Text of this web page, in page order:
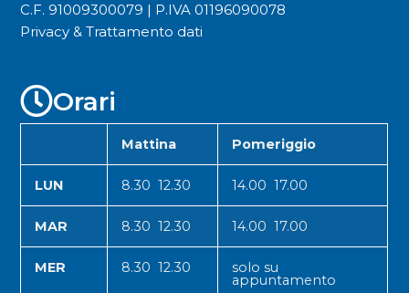
C.F. 91009300079 | P.IVA 01196090078
Privacy & Trattamento dati
Orari
Mattina Pomeriggio
LUN 8.30 12.30 14.00 17.00
MAR 8.30 12.30 14.00 17.00
MER 8.30 12.30 solo su
appuntamento